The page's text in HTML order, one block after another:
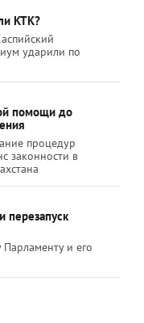
КТК?
ударили по
помощи до
процедур
законности в
перезапуск
и его